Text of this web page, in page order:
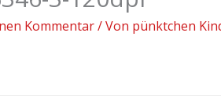
Kommentar/ Von pünktchen